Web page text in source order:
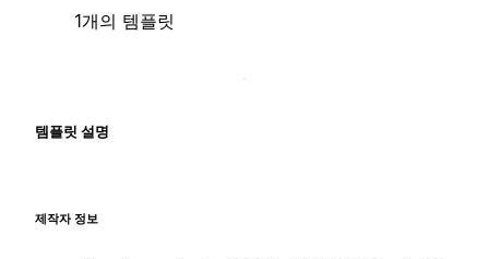
1개의 템플릿
템플릿 설명
제작자 정보